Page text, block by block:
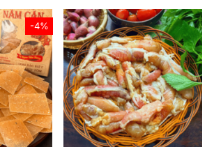
280.000 ₫.
là:
260.000 ₫.
-4%